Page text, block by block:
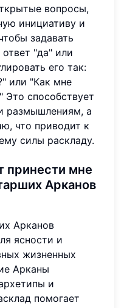
вопросы,
инициативу и
задавать
"да" или
его так:
или "Как мне
Это способствует
размышлениям, а
что приводит к
силы раскладу.
принести мне
Арканов
Арканов
ясности и
жизненных
Арканы
и
помогает